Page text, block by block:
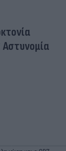
Αστυνομία